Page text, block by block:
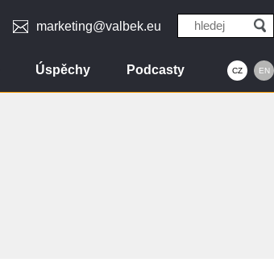
marketing@valbek.eu
Úspěchy Podcasty CZ EN